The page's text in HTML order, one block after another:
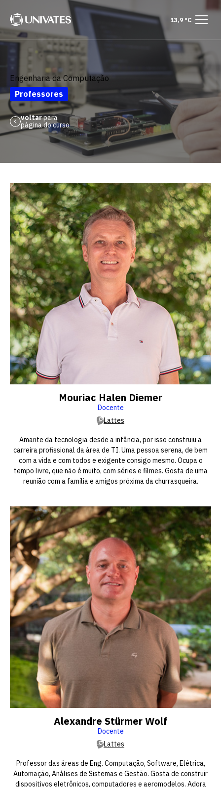
13,9 °C
Engenharia da Computação
Professores
voltarpara
página do curso
Mouriac Halen Diemer
Docente
Lattes
Amante da tecnologia desde a infância, por isso construiu a
carreira profissional da área de TI. Uma pessoa serena, de bem
com a vida e com todos e exigente consigo mesmo. Ocupa o
tempo livre, que não é muito, com séries e filmes. Gosta de uma
reunião com a família e amigos próxima da churrasqueira.
Alexandre Stürmer Wolf
Docente
Lattes
Professor das áreas de Eng. Computação, Software, Elétrica,
Automação, Análises de Sistemas e Gestão. Gosta de construir
dispositivos eletrônicos, computadores e aeromodelos. Adora